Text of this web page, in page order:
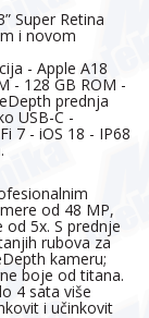
Super Retina
i novom
- Apple A18
- 128 GB ROM -
prednja
USB-C -
7 - iOS 18 - IP68
od 48 MP,
5x. S prednje
rubova za
kameru;
boje od titana.
4 sata više
i učinkovit